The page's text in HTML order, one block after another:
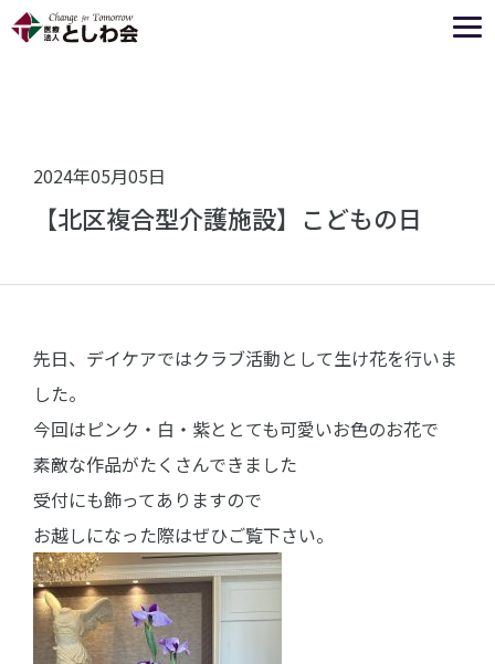
2024年05月05日
【北区複合型介護施設】こどもの日
先日、デイケアではクラブ活動として生け花を行いま
した。
今回はピンク・白・紫ととても可愛いお色のお花で
素敵な作品がたくさんできました
受付にも飾ってありますので
お越しになった際はぜひご覧下さい。